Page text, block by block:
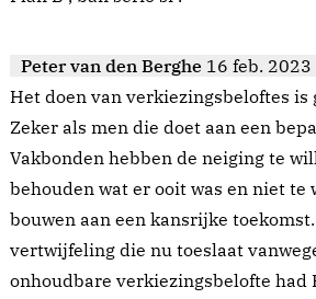
Peter van den Berghe 16 feb. 2023
Het doen van verkiezingsbeloftes is
Zeker als men die doet aan een
Vakbonden hebben de neiging te
behouden wat er ooit was en niet te
bouwen aan een kansrijke toekomst.
vertwijfeling die nu toeslaat
onhoudbare verkiezingsbelofte had